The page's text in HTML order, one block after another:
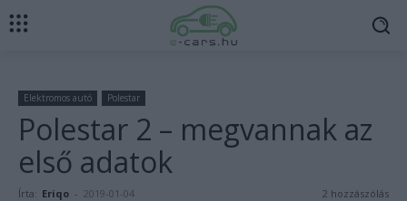
Elektromos autó Polestar
Polestar 2 – megvannak az
első adatok
Írta: Eriqo - 2019-01-04 2 hozzászólás